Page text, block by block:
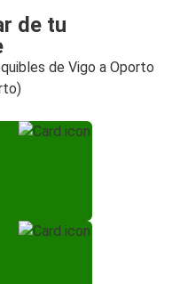
de tu
de Vigo a Oporto